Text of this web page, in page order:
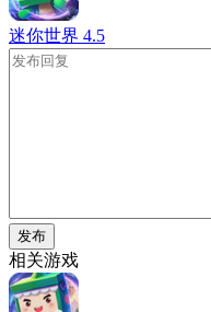
迷你世界 4.5
发布
相关游戏